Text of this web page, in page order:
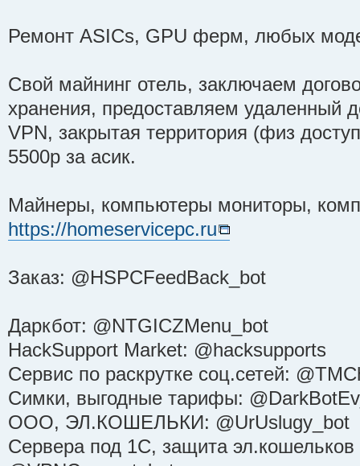
Ремонт ASICs, GPU ферм, любых
Свой майнинг отель, заключаем
хранения, предоставляем удаленный
VPN, закрытая территория (физ
5500р за асик.
Майнеры, компьютеры мониторы,
https://homeservicepc.ru
Заказ: @HSPCFeedBack_bot
Даркбот: @NTGICZMenu_bot
HackSupport Market: @hacksupports
Сервис по раскрутке соц.сетей:
Симки, выгодные тарифы:
ООО, ЭЛ.КОШЕЛЬКИ: @UrUslugy_bot
Сервера под 1С, защита эл.кошельков